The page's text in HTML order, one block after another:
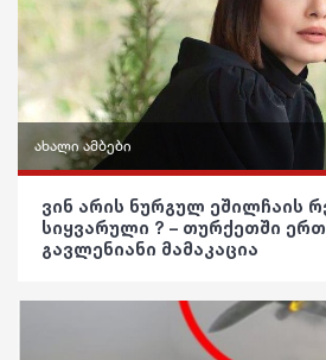
ჯანდაცვა
კულტურა
გართობა
სოც. მედია
ახალი ამბები
ვიდეო
ვინ არის ნურგულ ეშილჩაის
სიყვარული ? – თურქეთში
გავლენიანი მამაკაცია